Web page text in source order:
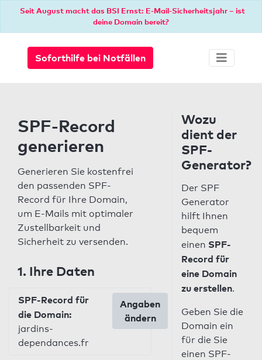
Seit August macht das BSI Ernst: E-Mail-Sicherheitsjahr – ist
deine Domain bereit?
Soforthilfe bei Notfällen
SPF-Record
generieren
Generieren Sie kostenfrei
den passenden SPF-
Record für Ihre Domain,
um E-Mails mit optimaler
Zustellbarkeit und
Sicherheit zu versenden.
1. Ihre Daten
SPF-Record für
die Domain:
jardins-
dependances.fr
Angaben
ändern
Wozu
dient der
SPF-
Generator?
Der SPF
Generator
hilft Ihnen
bequem
einen SPF-
Record für
eine Domain
zu erstellen.
Geben Sie die
Domain ein
für die Sie
einen SPF-